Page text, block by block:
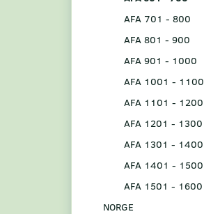
AFA 701 - 800
AFA 801 - 900
AFA 901 - 1000
AFA 1001 - 1100
AFA 1101 - 1200
AFA 1201 - 1300
AFA 1301 - 1400
AFA 1401 - 1500
AFA 1501 - 1600
NORGE